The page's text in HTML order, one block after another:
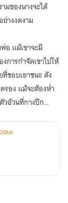
มของนางจะได้
อ แม้เขาจะมี
ารกำจัดเขาไปให้
รอง แม้จะต้องห่ำ
วอ้วนที่กางปีก
มันสายเกินไปหรือ
อ่านทุกท่านที่
ยนะ